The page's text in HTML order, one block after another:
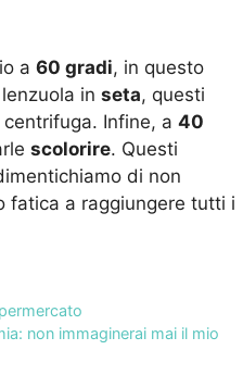
a 60 gradi, in questo
in seta, questi
Infine, a 40
scolorire. Questi
di non
fatica a raggiungere tutti i
non immaginerai mai il mio